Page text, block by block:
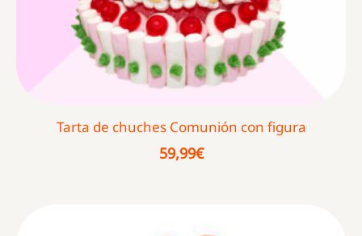
Tarta de chuches Comunión con figura
59,99€